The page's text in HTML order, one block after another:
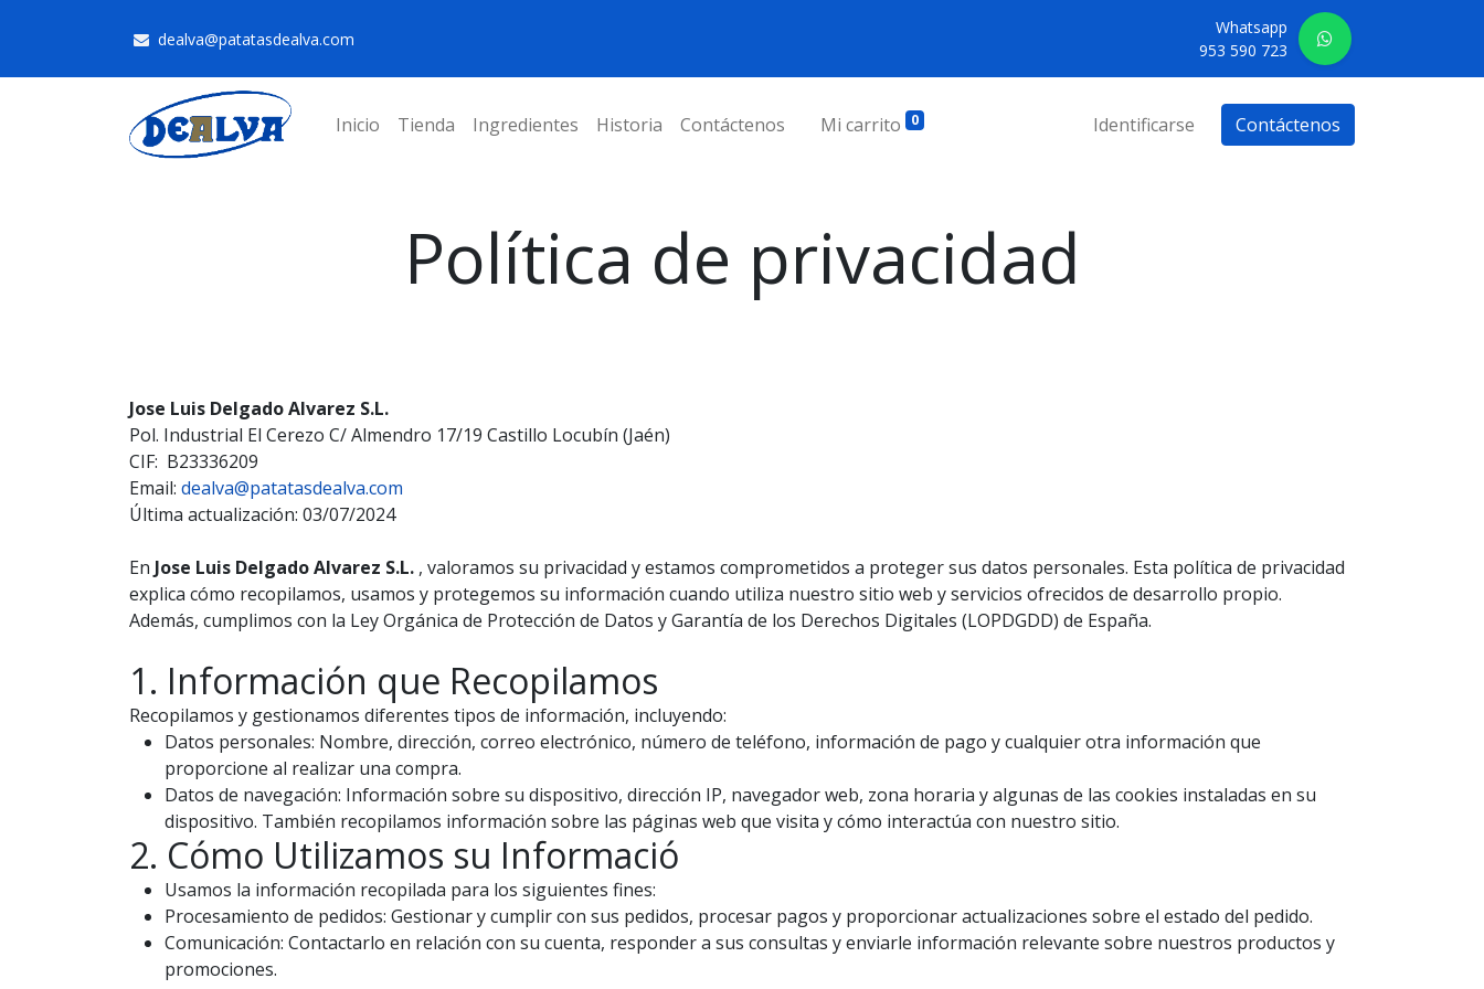
dealva@patatasdealva.com
Whatsapp
953 590 723
Inicio Tienda Ingredientes Historia Contáctenos Mi carrito 0 Identificarse Contáctenos
Política de privacidad
Jose Luis Delgado Alvarez S.L.
Pol. Industrial El Cerezo C/ Almendro 17/19 Castillo Locubín (Jaén)
CIF: B23336209
Email: dealva@patatasdealva.com
Última actualización: 03/07/2024
En Jose Luis Delgado Alvarez S.L. , valoramos su privacidad y estamos comprometidos a proteger sus datos personales. Esta política de privacidad
explica cómo recopilamos, usamos y protegemos su información cuando utiliza nuestro sitio web y servicios ofrecidos de desarrollo propio.
Además, cumplimos con la Ley Orgánica de Protección de Datos y Garantía de los Derechos Digitales (LOPDGDD) de España.
1. Información que Recopilamos
Recopilamos y gestionamos diferentes tipos de información, incluyendo:
Datos personales: Nombre, dirección, correo electrónico, número de teléfono, información de pago y cualquier otra información que
proporcione al realizar una compra.
Datos de navegación: Información sobre su dispositivo, dirección IP, navegador web, zona horaria y algunas de las cookies instaladas en su
dispositivo. También recopilamos información sobre las páginas web que visita y cómo interactúa con nuestro sitio.
2. Cómo Utilizamos su Informació
Usamos la información recopilada para los siguientes fines:
Procesamiento de pedidos: Gestionar y cumplir con sus pedidos, procesar pagos y proporcionar actualizaciones sobre el estado del pedido.
Comunicación: Contactarlo en relación con su cuenta, responder a sus consultas y enviarle información relevante sobre nuestros productos y
promociones.